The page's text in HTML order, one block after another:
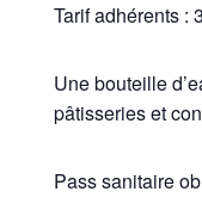
Tarif adhérents :
Une bouteille
pâtisseries et
Pass sanitaire